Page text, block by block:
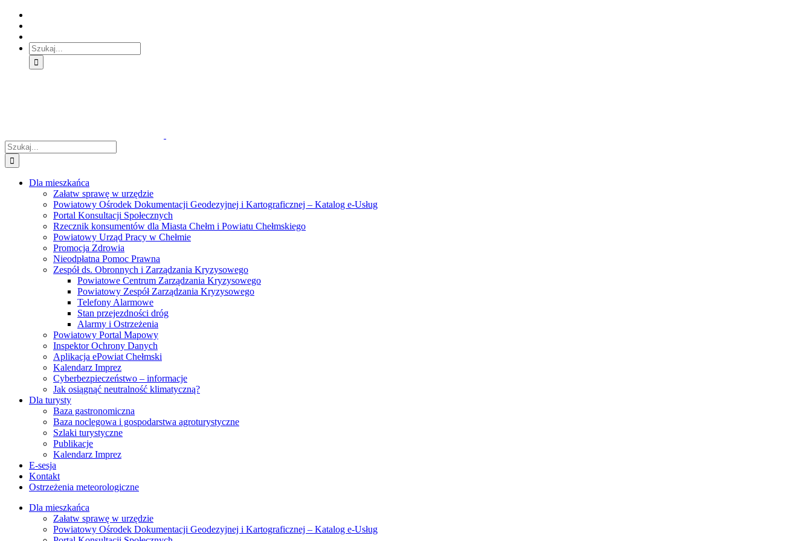
Skip
Treść
główna
Skip
Menu
główne
Skip
Menu
dodatkowe
Szukaj
Szukaj
Dla mieszkańca
Załatw sprawę w urzędzie
Powiatowy Ośrodek Dokumentacji Geodezyjnej i Kartograficznej – Katalog e-Usług
Portal Konsultacji Społecznych
Rzecznik konsumentów dla Miasta Chełm i Powiatu Chełmskiego
Powiatowy Urząd Pracy w Chełmie
Promocja Zdrowia
Nieodpłatna Pomoc Prawna
Zespół ds. Obronnych i Zarządzania Kryzysowego
Powiatowe Centrum Zarządzania Kryzysowego
Powiatowy Zespół Zarządzania Kryzysowego
Telefony Alarmowe
Stan przejezdności dróg
Alarmy i Ostrzeżenia
Powiatowy Portal Mapowy
Inspektor Ochrony Danych
Aplikacja ePowiat Chełmski
Kalendarz Imprez
Cyberbezpieczeństwo – informacje
Jak osiągnąć neutralność klimatyczną?
Dla turysty
Baza gastronomiczna
Baza noclegowa i gospodarstwa agroturystyczne
Szlaki turystyczne
Publikacje
Kalendarz Imprez
E-sesja
Kontakt
Ostrzeżenia meteorologiczne
Dla mieszkańca
Załatw sprawę w urzędzie
Powiatowy Ośrodek Dokumentacji Geodezyjnej i Kartograficznej – Katalog e-Usług